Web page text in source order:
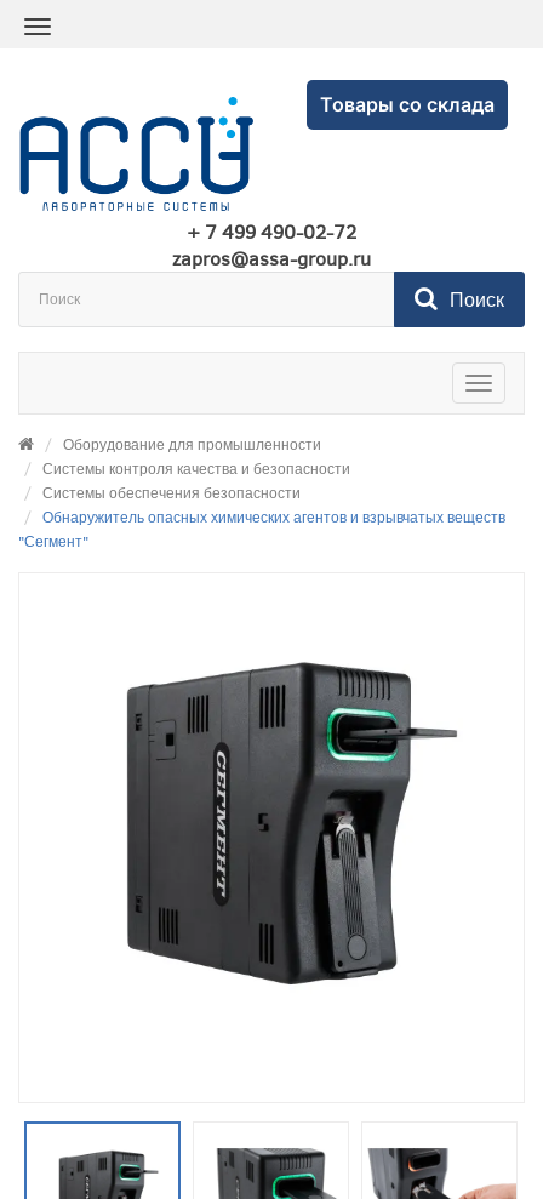
Товары со склада
+ 7 499 490-02-72
zapros@assa-group.ru
Поиск
Toggle
Оборудование для промышленности
Системы контроля качества и безопасности
Системы обеспечения безопасности
Обнаружитель опасных химических агентов и взрывчатых веществ
"Сегмент"